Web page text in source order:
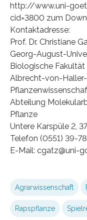
http://www.uni-
cid=3800 zum
Kontaktadresse:
Prof. Dr. Christiane
Georg-August-
Biologische Fakultät
Albrecht-von-
Abteilung
Pflanze
Untere Karspüle 2,
Telefon (0551) 39-
E-Mail: cgatz@uni-
Agrarwissenschaft
Rapspflanze